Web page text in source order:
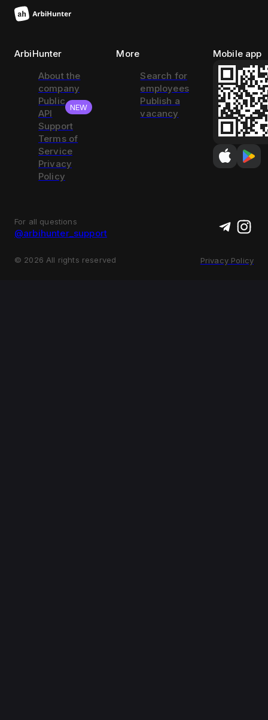
ArbiHunter
About the
company
Public
API
NEW
Support
Terms of
Service
Privacy
Policy
More
Search for
employees
Publish a
vacancy
Mobile app
For all questions
@arbihunter_support
© 2026 All rights reserved Privacy Policy